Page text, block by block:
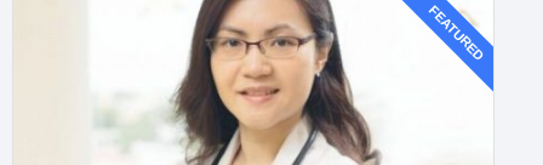
FEATURED